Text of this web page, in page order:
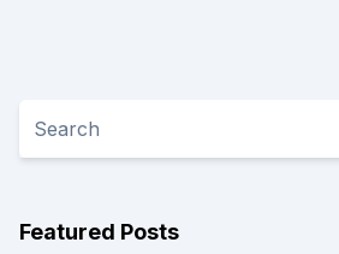
Featured Posts